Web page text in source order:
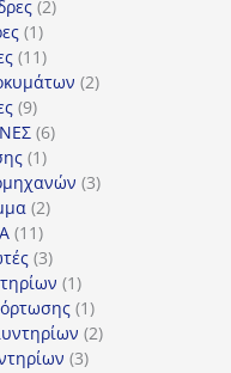
22
11
προϊόν
1111
προϊόντα
22
99
προϊόντα
66
11
προϊόν
33
22
1111
προϊόντα
33
προϊόντα
11
προϊόν
11
προϊόν
22
33